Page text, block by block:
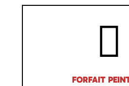
FORFAIT